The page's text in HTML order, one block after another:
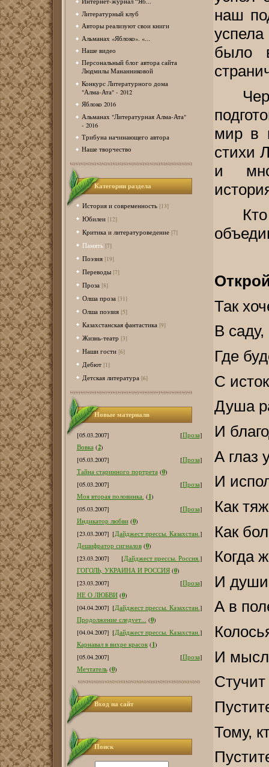
Литературный клуб
Авторы реализуют свои книги
Альманах «Яблоко». «...
Наше видео
Персональный блог автора сайта
Людмилы Мананниковой
Конкурс Литературного дома
"Алма-Ата" - 2012
Яблоко 2016
Альманах "Литературная Алма-Ата"
- 2016
Трибуна начинающего автора
Наше творчество
Категории раздела
История и современность [13]
Юбилеи [12]
Критика и литературоведение [7]
Память [7]
Поэзия [19]
Переводы [7]
Проза [8]
Олша проза [31]
Олша поэзия [5]
Казахстанская фантастика [9]
Жизнь-театр [3]
Наши гости [6]
Дебют [1]
Детская литература [6]
Новые материалв
[05.03.2007] [Проза]
Вовка (2)
[05.03.2007]
[Проза]
Тайна старинного портрета (0)
[05.03.2007]
[Проза]
Моя вторая половинка. (1)
[05.03.2007]
[Проза]
Индикатор любви (0)
[23.03.2007] [Дайджест прессы. Казахстан.]
Дешифратор сигналов (0)
[23.03.2007]
[Дайджест прессы. Россия.]
ГОГОЛЬ, УКРАИНА И РОССИЯ (0)
[23.03.2007]
[Проза]
НЕ О ЛЮБВИ (0)
[04.04.2007] [Дайджест прессы. Казахстан.]
Продолжение следует... (0)
[04.04.2007] [Дайджест прессы. Казахстан.]
Карнавал в вихре красок (1)
[05.04.2007]
[Проза]
Мечтатель (0)
Вход на сайт
Поиск
наш
было
мир в
стихи
и
Так
В
Где
С
Душа
И
А глаз
И
Как
Как
Когда
И души
А в
И
Тому,